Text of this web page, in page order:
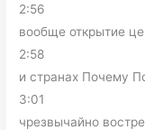
2:56
вообще открытие
2:58
и странах Почему
3:01
чрезвычайно